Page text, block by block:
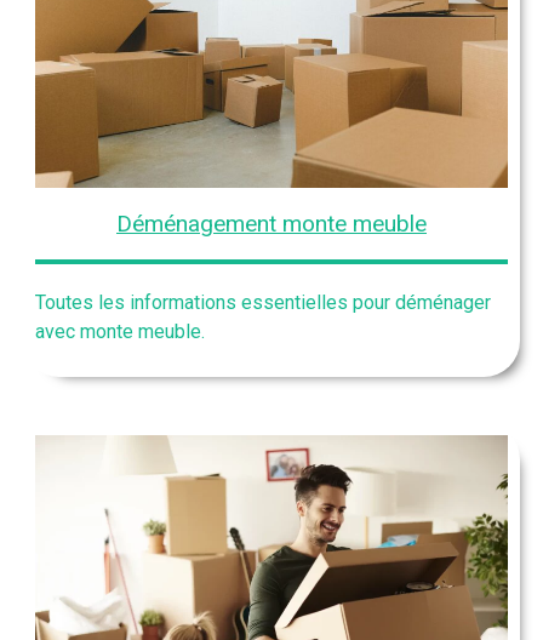
Déménagement monte meuble
Toutes les informations essentielles pour déménager
avec monte meuble.